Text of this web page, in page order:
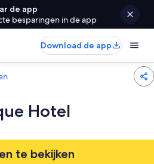
de app
besparingen in de app
Download de app
Hotel
te bekijken